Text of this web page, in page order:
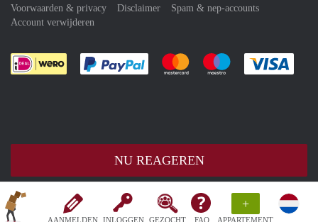
AANMELDEN INLOGGEN GEZOCHT FAQ
+
APPARTEMENT
NU REAGEREN
Voorwaarden & privacy
Disclaimer
Spam & nep-accounts
Account verwijderen
Je rekent gemakkelijk af met Paypal
Je rekent gemakkelijk af met
Je rekent